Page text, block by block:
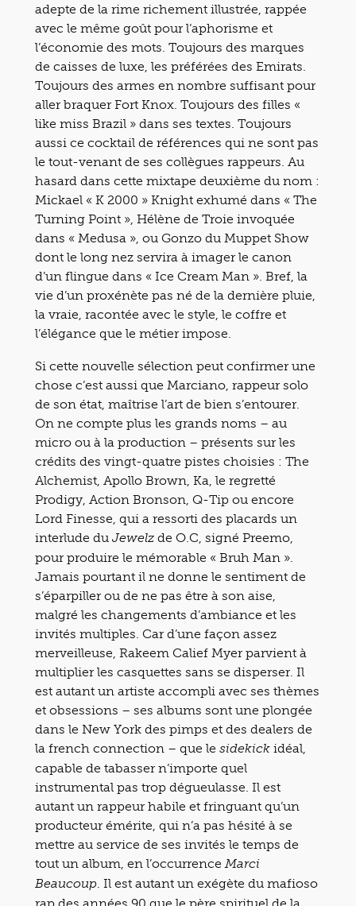
adepte de la rime richement illustrée, rappée
avec le même goût pour l’aphorisme et
l’économie des mots. Toujours des marques
de caisses de luxe, les préférées des Emirats.
Toujours des armes en nombre suffisant pour
aller braquer Fort Knox. Toujours des filles «
like miss Brazil » dans ses textes. Toujours
aussi ce cocktail de références qui ne sont pas
le tout-venant de ses collègues rappeurs. Au
hasard dans cette mixtape deuxième du nom :
Mickael « K 2000 » Knight exhumé dans « The
Turning Point », Hélène de Troie invoquée
dans « Medusa », ou Gonzo du Muppet Show
dont le long nez servira à imager le canon
d’un flingue dans « Ice Cream Man ». Bref, la
vie d’un proxénète pas né de la dernière pluie,
la vraie, racontée avec le style, le coffre et
l’élégance que le métier impose.
Si cette nouvelle sélection peut confirmer une
chose c’est aussi que Marciano, rappeur solo
de son état, maîtrise l’art de bien s’entourer.
On ne compte plus les grands noms – au
micro ou à la production – présents sur les
crédits des vingt-quatre pistes choisies : The
Alchemist, Apollo Brown, Ka, le regretté
Prodigy, Action Bronson, Q-Tip ou encore
Lord Finesse, qui a ressorti des placards un
interlude du Jewelz de O.C, signé Preemo,
pour produire le mémorable « Bruh Man ».
Jamais pourtant il ne donne le sentiment de
s’éparpiller ou de ne pas être à son aise,
malgré les changements d’ambiance et les
invités multiples. Car d’une façon assez
merveilleuse, Rakeem Calief Myer parvient à
multiplier les casquettes sans se disperser. Il
est autant un artiste accompli avec ses thèmes
et obsessions – ses albums sont une plongée
dans le New York des pimps et des dealers de
la french connection – que le sidekick idéal,
capable de tabasser n’importe quel
instrumental pas trop dégueulasse. Il est
autant un rappeur habile et fringuant qu’un
producteur émérite, qui n’a pas hésité à se
mettre au service de ses invités le temps de
tout un album, en l’occurrence Marci
Beaucoup . Il est autant un exégète du mafioso
rap des années 90 que le père spirituel de la